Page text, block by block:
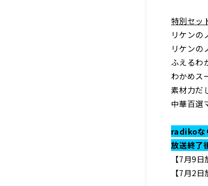
特別セッ
リケンの
リケンの
ふえるわ
わかめス
素材力だ
中華百選
radikoな
放送終了
【7月9
【7月2